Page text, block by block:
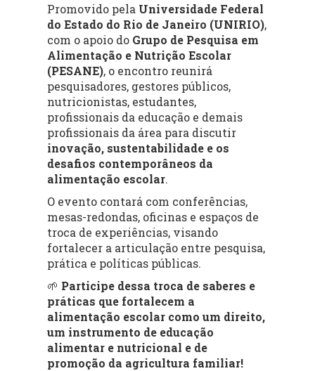
Promovido pela Universidade Federal
do Estado do Rio de Janeiro (UNIRIO),
com o apoio do Grupo de Pesquisa em
Alimentação e Nutrição Escolar
(PESANE), o encontro reunirá
pesquisadores, gestores públicos,
nutricionistas, estudantes,
profissionais da educação e demais
profissionais da área para discutir
inovação, sustentabilidade e os
desafios contemporâneos da
alimentação escolar.
O evento contará com conferências,
mesas-redondas, oficinas e espaços de
troca de experiências, visando
fortalecer a articulação entre pesquisa,
prática e políticas públicas.
🌱 Participe dessa troca de saberes e
práticas que fortalecem a
alimentação escolar como um direito,
um instrumento de educação
alimentar e nutricional e de
promoção da agricultura familiar!